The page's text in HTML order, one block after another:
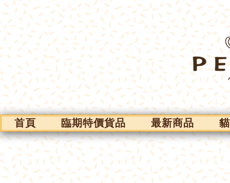
首頁 臨期特價貨品 最新商品